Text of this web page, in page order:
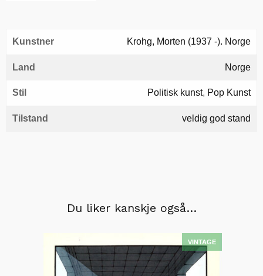
Kunstner Krohg, Morten (1937 -). Norge
Land Norge
Stil Politisk kunst, Pop Kunst
Tilstand veldig god stand
Du liker kanskje også…